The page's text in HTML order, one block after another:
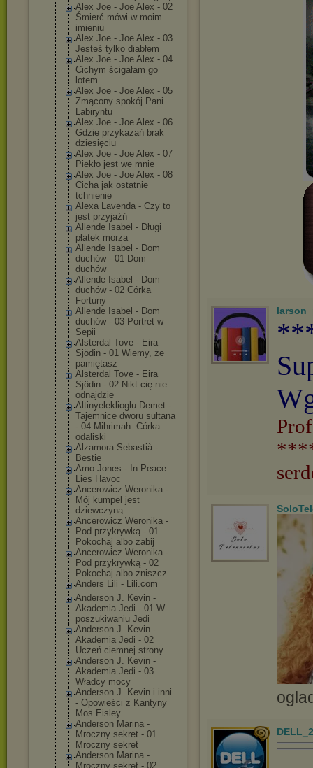
Alex Joe - Joe Alex - 02
Śmierć mówi w moim
imieniu
Alex Joe - Joe Alex - 03
Jesteś tylko diabłem
Alex Joe - Joe Alex - 04
Cichym ścigałam go
lotem
Alex Joe - Joe Alex - 05
Zmącony spokój Pani
Labiryntu
Alex Joe - Joe Alex - 06
Gdzie przykazań brak
dziesięciu
Alex Joe - Joe Alex - 07
Piekło jest we mnie
Alex Joe - Joe Alex - 08
Cicha jak ostatnie
tchnienie
Alexa Lavenda - Czy to
jest przyjaźń
Allende Isabel - Długi
płatek morza
Allende Isabel - Dom
duchów - 01 Dom
duchów
Allende Isabel - Dom
duchów - 02 Córka
Fortuny
Allende Isabel - Dom
duchów - 03 Portret w
Sepii
Alsterdal Tove - Eira
Sjödin - 01 Wiemy, że
pamiętasz
Alsterdal Tove - Eira
Sjödin - 02 Nikt cię nie
odnajdzie
Altinyelekliog lu Demet -
Tajemnice dworu sułtana
- 04 Mihrimah. Córka
odaliski
Alzamora Sebastià -
Bestie
Amo Jones - In Peace
Lies Havoc
Ancerowicz Weronika -
Mój kumpel jest
dziewczyną
Ancerowicz Weronika -
Pod przykrywką - 01
Pokochaj albo zabij
Ancerowicz Weronika -
Pod przykrywką - 02
Pokochaj albo zniszcz
Anders Lili - Lili.com
Anderson J. Kevin -
Akademia Jedi - 01 W
poszukiwaniu Jedi
Anderson J. Kevin -
Akademia Jedi - 02
Uczeń ciemnej strony
Anderson J. Kevin -
Akademia Jedi - 03
Władcy mocy
Anderson J. Kevin i inni
- Opowieści z Kantyny
Mos Eisley
Anderson Marina -
Mroczny sekret - 01
Mroczny sekret
Anderson Marina -
Mroczny sekret - 02